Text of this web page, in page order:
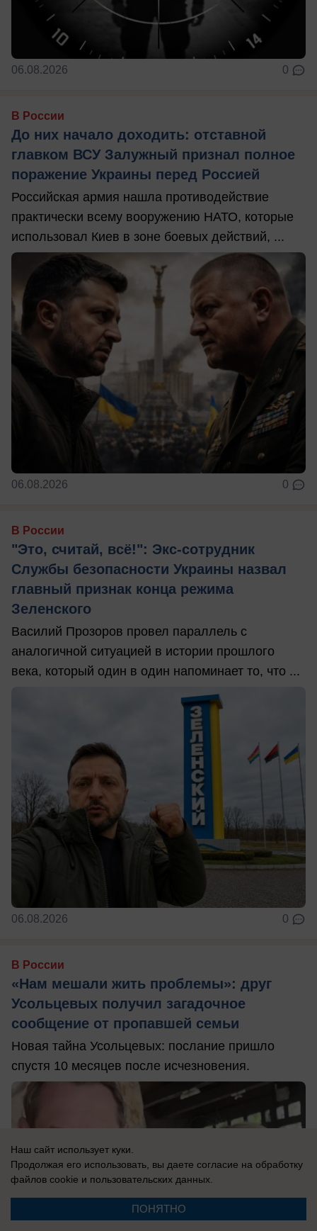
06.08.2026 0
В России
До них начало доходить: отставной
главком ВСУ Залужный признал полное
поражение Украины перед Россией
Российская армия нашла противодействие
практически всему вооружению НАТО, которые
использовал Киев в зоне боевых действий, ...
06.08.2026 0
В России
"Это, считай, всё!": Экс-сотрудник
Службы безопасности Украины назвал
главный признак конца режима
Зеленского
Василий Прозоров провел параллель с
аналогичной ситуацией в истории прошлого
века, который один в один напоминает то, что ...
06.08.2026 0
В России
«Нам мешали жить проблемы»: друг
Усольцевых получил загадочное
сообщение от пропавшей семьи
Новая тайна Усольцевых: послание пришло
спустя 10 месяцев после исчезновения.
Наш сайт использует куки.
Продолжая его использовать, вы даете согласие на обработку
файлов cookie и пользовательских данных.
ПОНЯТНО